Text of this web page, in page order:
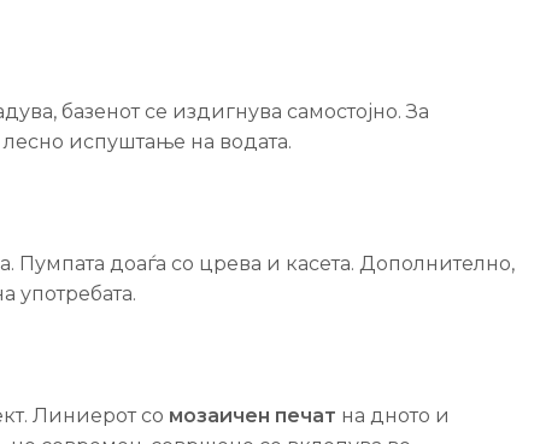
базенот се издигнува самостојно. За
испуштање на водата.
Пумпата доаѓа со црева и касета. Дополнително,
употребата.
Линиерот со мозаичен печат на дното и